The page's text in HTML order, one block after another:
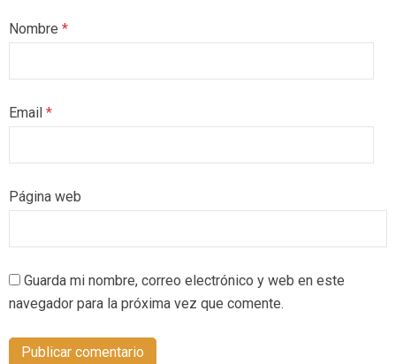
Nombre *
Email *
Página web
Guarda mi nombre, correo electrónico y web en este
navegador para la próxima vez que comente.